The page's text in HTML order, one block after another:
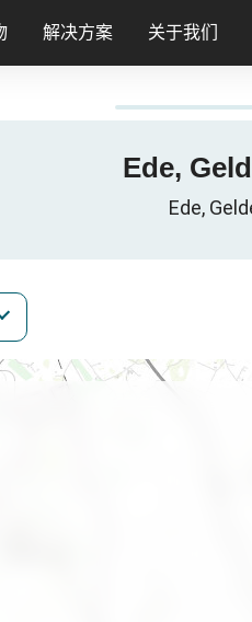
解决方案 关于我们
Ede,
Ede,